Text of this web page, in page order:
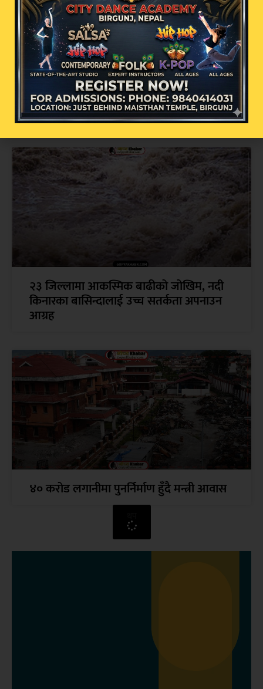
धर्तीको भू-स्वर्ग बाजुराको बडी मालिकामा भदौ १
गतेबाट पूजा आरम्भ हुने
२३ जिल्लामा आकस्मिक बाढीको जोखिम, नदी
किनारका बासिन्दालाई उच्च सतर्कता अपनाउन
आग्रह
४० करोड लगानीमा पुनर्निर्माण हुँदै मन्त्री आवास